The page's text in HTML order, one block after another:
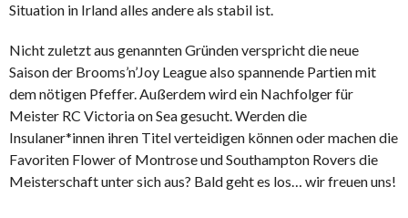
Situation in Irland alles andere als stabil ist.
Nicht zuletzt aus genannten Gründen verspricht die neue
Saison der Brooms’n’Joy League also spannende Partien mit
dem nötigen Pfeffer. Außerdem wird ein Nachfolger für
Meister RC Victoria on Sea gesucht. Werden die
Insulaner*innen ihren Titel verteidigen können oder machen die
Favoriten Flower of Montrose und Southampton Rovers die
Meisterschaft unter sich aus? Bald geht es los… wir freuen uns!